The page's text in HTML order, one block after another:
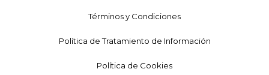
Términos y Condiciones
Política de Tratamiento de Información
Política de Cookies